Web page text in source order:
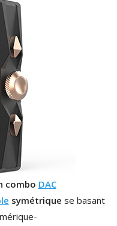
combo DAC
symétrique se basant